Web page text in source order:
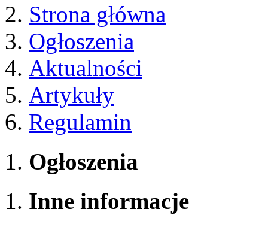
Strona główna
Ogłoszenia
Aktualności
Artykuły
Regulamin
Ogłoszenia
Inne informacje